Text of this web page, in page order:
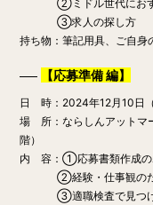
②ミドル世代におす
③求人の探し方
持ち物：筆記用具、ご自身
【応募準備 編】
日 時：2024年12月10日
場 所：ならしんアットマ
階）
内 容：①応募書類作成の
②経験・仕事観のた
③適職検査で見つけ